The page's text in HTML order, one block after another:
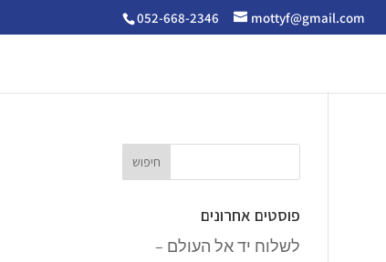
052-668-2346 mottyf@gmail.com
פוסטים אחרונים
לשלוח יד אל העולם –